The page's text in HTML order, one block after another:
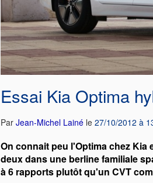
Essai Kia Optima
Par Jean-Michel Lainé le 27/10/2012 à
On connait peu l'Optima chez
deux dans une berline familiale
à 6 rapports plutôt qu'un CVT